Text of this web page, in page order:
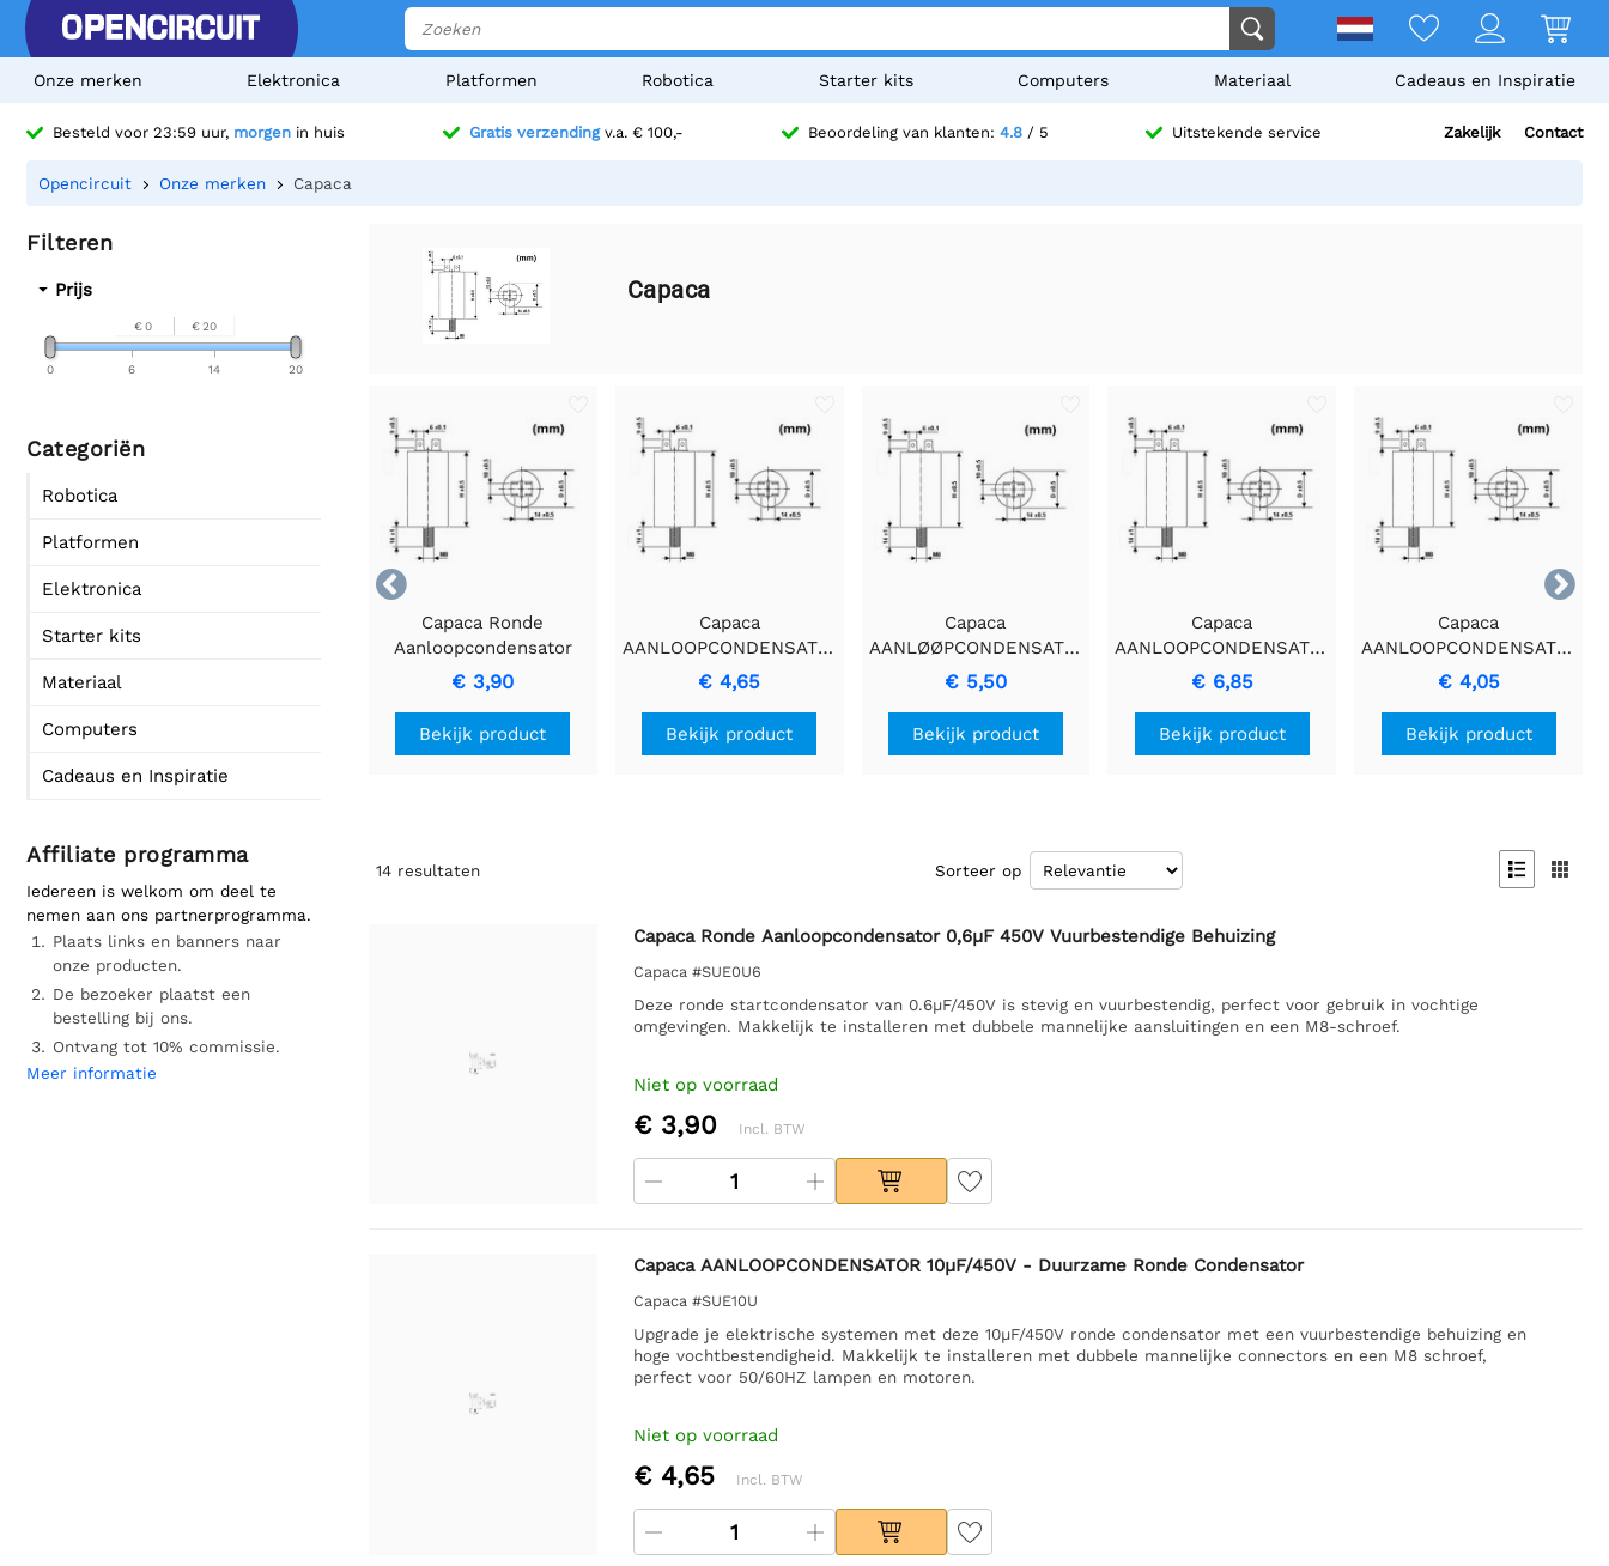
Onze merken Elektronica Platformen Robotica Starter kits Computers Materiaal Cadeaus en Inspiratie
Besteld voor 23:59 uur, morgen in huis Gratis verzendingv.a. € 100,- Beoordeling van klanten: 4.8/ 5 Uitstekende service Zakelijk Contact
Opencircuit Onze merken Capaca
Filteren
Prijs
€ 0 € 20
0 20
6 14
Categoriën
Robotica
Platformen
Elektronica
Starter kits
Materiaal
Computers
Cadeaus en Inspiratie
Affiliate programma
Iedereen is welkom om deel te
nemen aan ons partnerprogramma.
Plaats links en banners naar
onze producten.
De bezoeker plaatst een
bestelling bij ons.
Ontvang tot 10% commissie.
Meer informatie
Capaca


Capaca Ronde
Aanloopcondensator
0,6µF 450V
Vuurbestendige
Behuizing
€ 3,90
Bekijk product
Capaca
AANLOOPCONDENSATOR
10µF/450V - Duurzame
Ronde Condensator
€ 4,65
Bekijk product
Capaca
AANLØØPCONDENSATOR
12µF/450V Ronde
Condensator
€ 5,50
Bekijk product
Capaca
AANLOOPCONDENSATOR
15µF/450V - Compacte
en Duurzame
Condensator
€ 6,85
Bekijk product
Capaca
AANLOOPCONDENSATOR
1µF/450V - Precies
Vervaardigde Ronde
Condensators
€ 4,05
Bekijk product
14 resultaten Sorteer op  
Capaca Ronde Aanloopcondensator 0,6µF 450V Vuurbestendige Behuizing
Capaca #SUE0U6
Deze ronde startcondensator van 0.6µF/450V is stevig en vuurbestendig, perfect voor gebruik in vochtige
omgevingen. Makkelijk te installeren met dubbele mannelijke aansluitingen en een M8-schroef.
Niet op voorraad
€ 3,90 Incl. BTW
Capaca AANLOOPCONDENSATOR 10µF/450V - Duurzame Ronde Condensator
Capaca #SUE10U
Upgrade je elektrische systemen met deze 10µF/450V ronde condensator met een vuurbestendige behuizing en
hoge vochtbestendigheid. Makkelijk te installeren met dubbele mannelijke connectors en een M8 schroef,
perfect voor 50/60HZ lampen en motoren.
Niet op voorraad
€ 4,65 Incl. BTW